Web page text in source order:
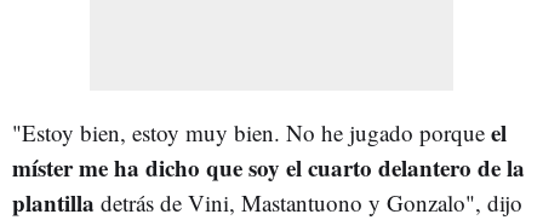
"Estoy bien, estoy muy bien. No he jugado porque el
míster me ha dicho que soy el cuarto delantero de la
plantilla detrás de Vini, Mastantuono y Gonzalo", dijo